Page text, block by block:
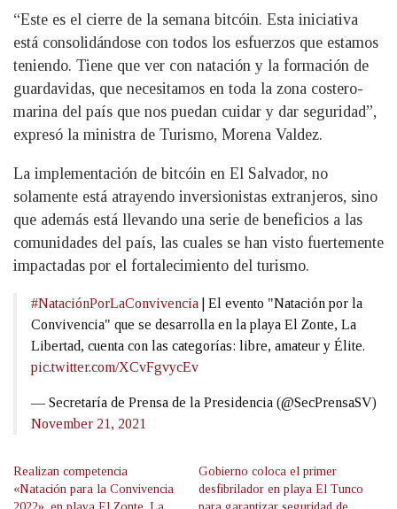
“Este es el cierre de la semana bitcóin. Esta iniciativa
está consolidándose con todos los esfuerzos que estamos
teniendo. Tiene que ver con natación y la formación de
guardavidas, que necesitamos en toda la zona costero-
marina del país que nos puedan cuidar y dar seguridad”,
expresó la ministra de Turismo, Morena Valdez.
La implementación de bitcóin en El Salvador, no
solamente está atrayendo inversionistas extranjeros, sino
que además está llevando una serie de beneficios a las
comunidades del país, las cuales se han visto fuertemente
impactadas por el fortalecimiento del turismo.
#NataciónPorLaConvivencia | El evento "Natación por la
Convivencia" que se desarrolla en la playa El Zonte, La
Libertad, cuenta con las categorías: libre, amateur y Élite.
pic.twitter.com/XCvFgvycEv
— Secretaría de Prensa de la Presidencia (@SecPrensaSV)
November 21, 2021
Realizan competencia
«Natación para la Convivencia
Gobierno coloca el primer
desfibrilador en playa El Tunco